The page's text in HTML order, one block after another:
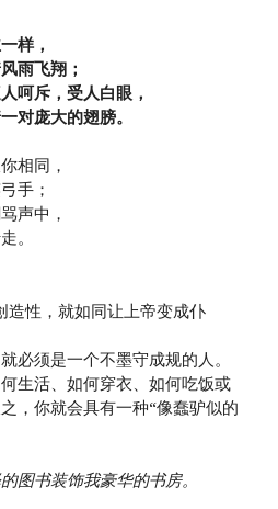
样，
雨飞翔；
呵斥，受人白眼，
对庞大的翅膀。
相同，
手；
声中，
。
造性，就如同让上帝变成仆
必须是一个不墨守成规的人。
生活、如何穿衣、如何吃饭或
，你就会具有一种“像蠢驴似的
图书装饰我豪华的书房。